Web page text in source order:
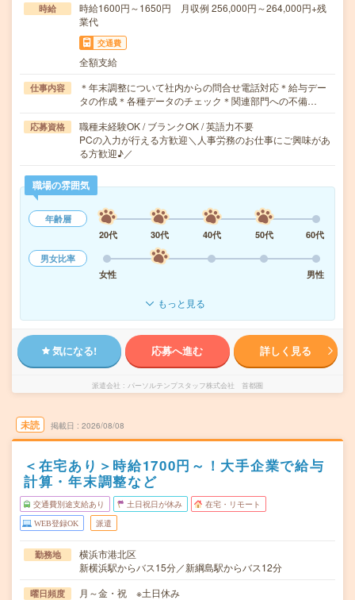
時給
時給1600円～1650円 月収例 256,000円～264,000円+残
業代
交通費
全額支給
仕事内容
＊年末調整について社内からの問合せ電話対応＊給与デー
タの作成＊各種データのチェック＊関連部門への不備…
応募資格
職種未経験OK / ブランクOK / 英語力不要
PCの入力が行える方歓迎＼人事労務のお仕事にご興味があ
る方歓迎♪／
職場の雰囲気
年齢層
20代
30代 40代 50代
60代
男女比率
女性
男性
もっと見る
気になる! 応募へ進む 詳しく見る
派遣会社 パーソルテンプスタッフ株式会社 首都圏
未読 掲載日 2026/08/08
＜在宅あり＞時給1700円～！大手企業で給与
計算・年末調整など
交通費別途支給あり 土日祝日が休み 在宅・リモート
WEB登録OK 派遣
勤務地
横浜市港北区
新横浜駅からバス15分／新綱島駅からバス12分
曜日頻度 月～金・祝 ※土日休み